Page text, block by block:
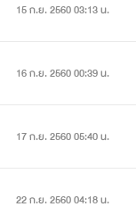
15 ก.ย. 2560 03:13 น.
16 ก.ย. 2560 00:39 น.
17 ก.ย. 2560 05:40 น.
22 ก.ย. 2560 04:18 น.